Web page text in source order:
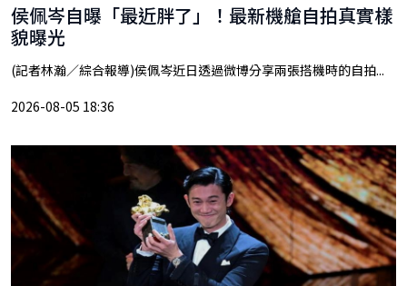
侯佩岑自曝「最近胖了」！最新機艙自拍真實樣
貌曝光
(記者林瀚／綜合報導)侯佩岑近日透過微博分享兩張搭機時的自拍...
2026-08-05 18:36